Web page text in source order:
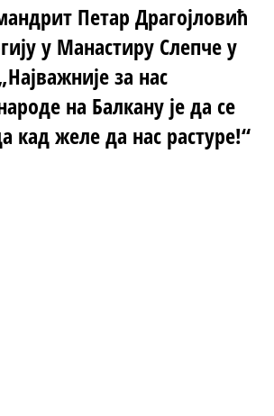
Петар Драгојловић
у Манастиру Слепче у
за нас
на Балкану је да се
кад желе да нас растуре!“